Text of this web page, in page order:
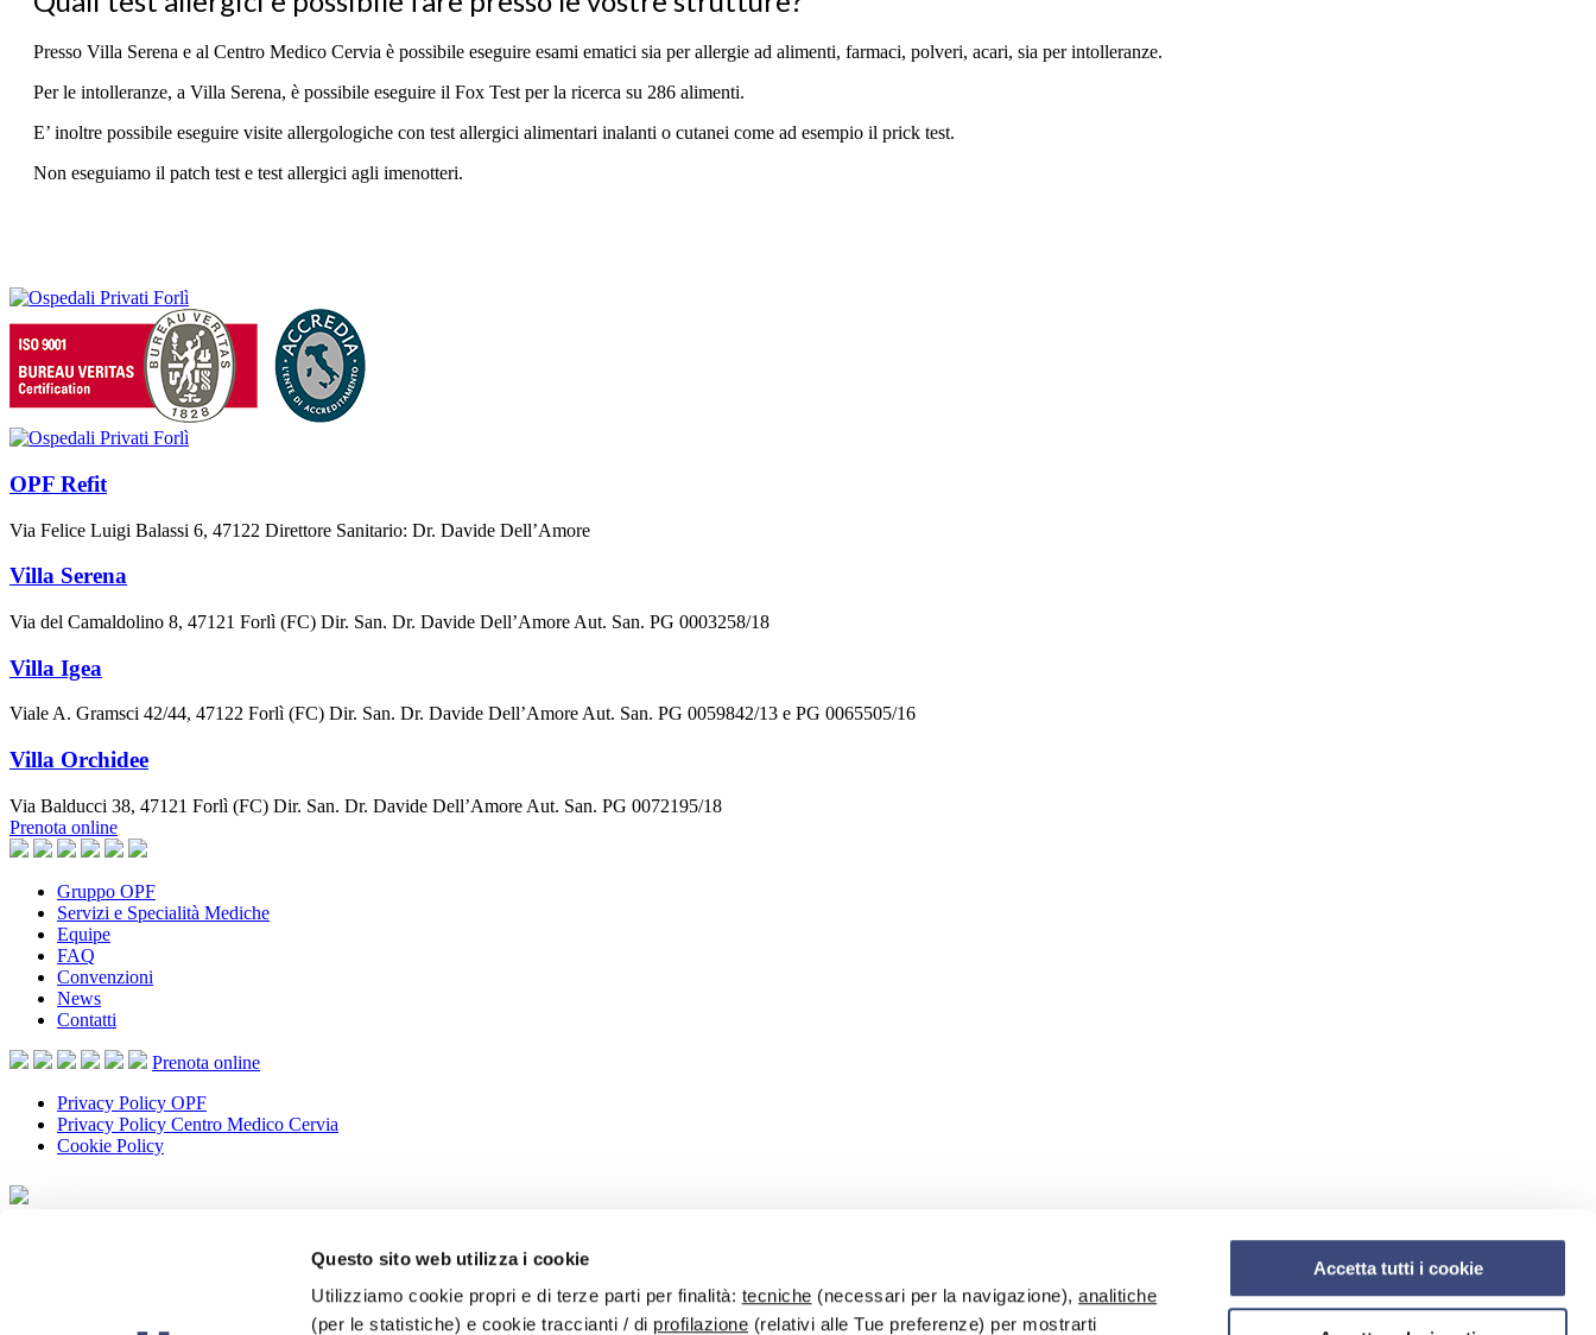
Questo sito web utilizza i cookie
Utilizziamo cookie propri e di terze parti per finalità: tecniche (necessari per la navigazione),analitiche
(per le statistiche) e cookie traccianti / di profilazione (relativi alle Tue preferenze) per mostrarti
Accetta tutti i cookie
Presso Villa Serena e al Centro Medico Cervia è possibile eseguire esami ematici sia per allergie ad alimenti, farmaci, polveri, acari, sia per intolleranze.
Per le intolleranze, a Villa Serena, è possibile eseguire il Fox Test per la ricerca su 286 alimenti.
E’ inoltre possibile eseguire visite allergologiche con test allergici alimentari inalanti o cutanei come ad esempio il prick test.
Non eseguiamo il patch test e test allergici agli imenotteri.
OPF Refit
Via Felice Luigi Balassi 6, 47122 Direttore Sanitario: Dr. Davide Dell’Amore
Villa Serena
Via del Camaldolino 8, 47121 Forlì (FC) Dir. San. Dr. Davide Dell’Amore Aut. San. PG 0003258/18
Villa Igea
Viale A. Gramsci 42/44, 47122 Forlì (FC) Dir. San. Dr. Davide Dell’Amore Aut. San. PG 0059842/13 e PG 0065505/16
Villa Orchidee
Via Balducci 38, 47121 Forlì (FC) Dir. San. Dr. Davide Dell’Amore Aut. San. PG 0072195/18
Prenota online
Gruppo OPF
Servizi e Specialità Mediche
Equipe
FAQ
Convenzioni
News
Contatti
Prenota online
Privacy Policy OPF
Privacy Policy Centro Medico Cervia
Cookie Policy
Privacy Policy Centro Medico Cervia
Copyrights © 2026 - Ospedali Privati Forli SpA - p.i. 00376360400 - Emailinfo@ospedaliprivatiforli.it- PECospedaliprivatiforli@pec.it